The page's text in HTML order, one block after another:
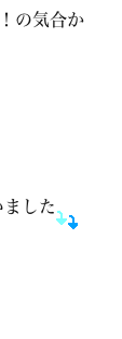
の気合か
した